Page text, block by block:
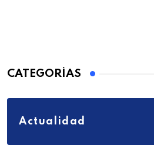
CATEGORÍAS
Actualidad